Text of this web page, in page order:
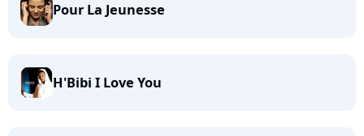
Pour La Jeunesse
H'Bibi I Love You